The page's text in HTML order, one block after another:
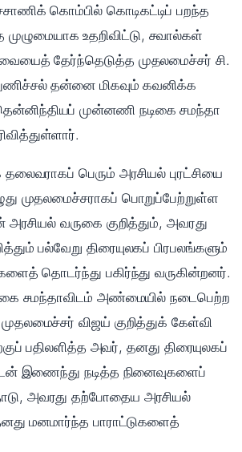
கொம்பில் கொடிகட்டிப் பறந்த
உதறிவிட்டு, சவால்கள்
தேர்ந்தெடுத்த முதலமைச்சர் சி.
தன்னை மிகவும் கவனிக்க
முன்னணி நடிகை சமந்தா
பெரும் அரசியல் புரட்சியை
முதலமைச்சராகப் பொறுப்பேற்றுள்ள
அரசியல் வருகை குறித்தும், அவரது
பல்வேறு திரையுலகப் பிரபலங்களும்
தொடர்ந்து பகிர்ந்து வருகின்றனர்.
சமந்தாவிடம் அண்மையில் நடைபெற்ற
விஜய் குறித்துக் கேள்வி
பதிலளித்த அவர், தனது திரையுலகப்
இணைந்து நடித்த நினைவுகளைப்
அவரது தற்போதைய அரசியல்
மனமார்ந்த பாராட்டுகளைத்